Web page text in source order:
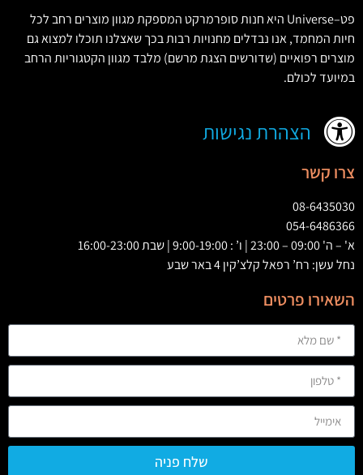
פט–
Universe היא חנות סופרמרקט המספקת מגוון מוצרים רחב לכל
חיות המחמד,אנו נבדלים מחנויות רבות בכך שאצלנו תוכלו למצוא גם
מוצרים רפואיים (שדורשים הצגת מרשם) מלבד מגוון הקטגוריות הרחב
במיועד לכולם.
הצהרת נגישות
צרו קשר
08-6435030
054-6486366
א' – ה' 09:00 – 23:00 | ו’ : 9:00-19:00 | שבת 16:00-23:00
נחל עשן: רח’ רפאל קלצ’קין 4 באר שבע
השאירו פרטים
שלח פניה